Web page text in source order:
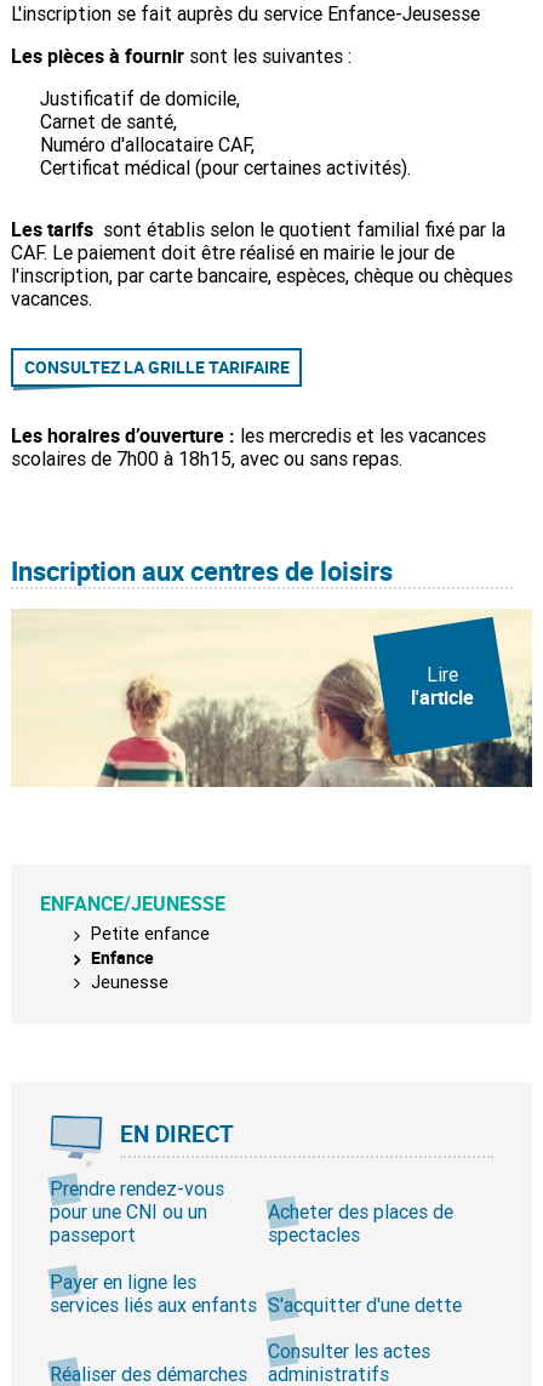
L'inscription se fait auprès du service Enfance-Jeusesse
Les pièces à fournirsont les suivantes :
Justificatif de domicile,
Carnet de santé,
Numéro d'allocataire CAF,
Certificat médical (pour certaines activités).
Les tarifssont établis selon le quotient familial fixé par la
CAF. Le paiement doit être réalisé en mairie le jour de
l'inscription, par carte bancaire, espèces, chèque ou chèques
vacances.
CONSULTEZ LA GRILLE TARIFAIRE
Les horaires d’ouverture : les mercredis et les vacances
scolaires de 7h00 à 18h15, avec ou sans repas.
Inscription aux centres de loisirs
Lire
l'article
ENFANCE/JEUNESSE
Petite enfance
Enfance
Jeunesse
EN DIRECT
Prendre rendez-vous
pour une CNI ou un
passeport
Acheter des places de
spectacles
Payer en ligne les
services liés aux enfants S'acquitter d'une dette
Réaliser des démarches
Consulter les actes
administratifs